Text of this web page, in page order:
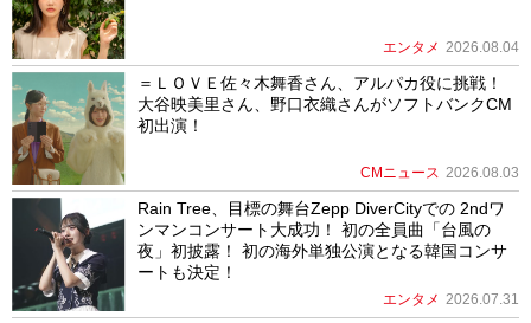
エンタメ 2026.08.04
＝ＬＯＶＥ佐々木舞香さん、アルパカ役に挑戦！
大谷映美里さん、野口衣織さんがソフトバンクCM
初出演！
CMニュース 2026.08.03
Rain Tree、目標の舞台Zepp DiverCityでの 2ndワ
ンマンコンサート大成功！ 初の全員曲「台風の
夜」初披露！ 初の海外単独公演となる韓国コンサ
ートも決定！
エンタメ 2026.07.31